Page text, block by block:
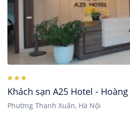
Khách sạn A25 Hotel -
Phường Thanh Xuân, Hà Nội